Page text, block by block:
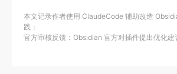
本文记录作者使用 ClaudeCode 辅助改造
践：
官方审核反馈：Obsidian 官方对插件提出优化建